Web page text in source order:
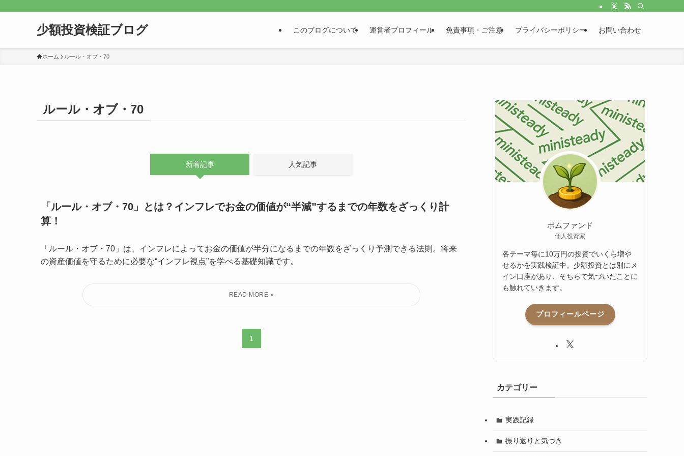
少額投資検証ブログ このブログについて 運営者プロフィール 免責事項・ご注意 プライバシーポリシー お問い合わせ
ホーム ルール・オブ・70
ルール・オブ・70
新着記事 人気記事
「ルール・オブ・70」とは？インフレでお金の価値が“半減”するまでの年数をざっくり計
算！
「ルール・オブ・70」は、インフレによってお金の価値が半分になるまでの年数をざっくり予測できる法則。将来
の資産価値を守るために必要な“インフレ視点”を学べる基礎知識です。
1
ボムファンド
個人投資家
各テーマ毎に10万円の投資でいくら増や
せるかを実践検証中。少額投資とは別にメ
イン口座があり、そちらで気づいたことに
も触れていきます。
プロフィールページ
カテゴリー
実践記録
振り返りと気づき